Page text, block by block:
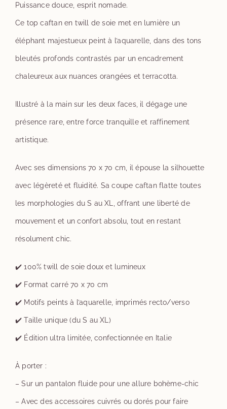
Puissance douce, esprit nomade.
Ce top caftan en twill de soie met en lumière un
éléphant majestueux peint à l’aquarelle, dans des tons
bleutés profonds contrastés par un encadrement
chaleureux aux nuances orangées et terracotta.
Illustré à la main sur les deux faces, il dégage une
présence rare, entre force tranquille et raffinement
artistique.
Avec ses dimensions 70 x 70 cm, il épouse la silhouette
avec légèreté et fluidité. Sa coupe caftan flatte toutes
les morphologies du S au XL, offrant une liberté de
mouvement et un confort absolu, tout en restant
résolument chic.
✔️ 100% twill de soie doux et lumineux
✔️ Format carré 70 x 70 cm
✔️ Motifs peints à l’aquarelle, imprimés recto/verso
✔️ Taille unique (du S au XL)
✔️ Édition ultra limitée, confectionnée en Italie
À porter :
– Sur un pantalon fluide pour une allure bohème-chic
– Avec des accessoires cuivrés ou dorés pour faire